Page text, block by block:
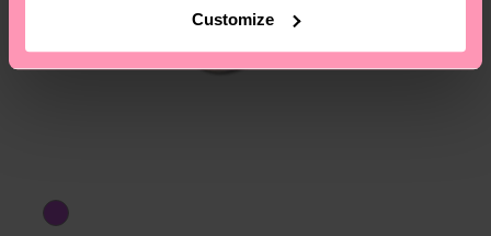
Customize